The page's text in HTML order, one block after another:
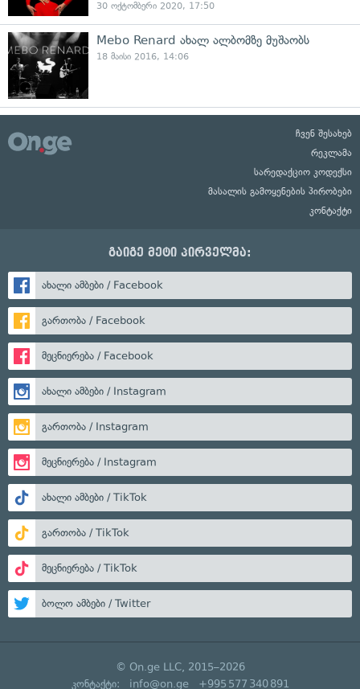
30 ოქტომბერი 2020, 17:50
Mebo Renard ახალ ალბომზე მუშაობს
18 მაისი 2016, 14:06
ჩვენ შესახებ
რეკლამა
სარედაქციო კოდექსი
მასალის გამოყენების პირობები
კონტაქტი
გაიგე მეტი პირველმა:
ახალი ამბები / Facebook
გართობა / Facebook
მეცნიერება / Facebook
ახალი ამბები / Instagram
გართობა / Instagram
მეცნიერება / Instagram
ახალი ამბები / TikTok
გართობა / TikTok
მეცნიერება / TikTok
ბოლო ამბები / Twitter
© On.ge LLC, 2015–2026
კონტაქტი: info@on.ge +995 577 340 891